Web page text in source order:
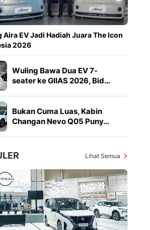
Aira EV Jadi Hadiah Juara The Icon
2026
Wuling Bawa Dua EV 7-
seater ke GIIAS 2026, Bid…
Bukan Cuma Luas, Kabin
Changan Nevo Q05 Puny…
Lihat Semua